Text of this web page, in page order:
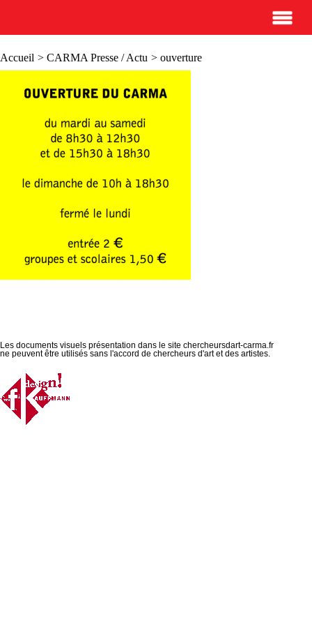
Accueil > CARMA Presse / Actu > ouverture
Les documents visuels présentation dans le site chercheursdart-carma.fr
ne peuvent être utilisés sans l'accord de chercheurs d'art et des artistes.